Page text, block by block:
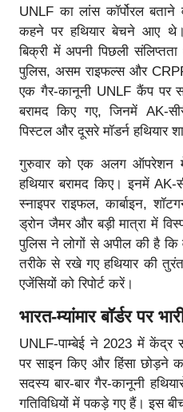
UNLF का लांस कॉर्पोरल
कहने पर हथियार बेचने आए थे।
बिक्री में अपनी पिछली
पुलिस, असम राइफल्स और
एक गैर-कानूनी UNLF कैंप पर
बरामद किए गए, जिनमें AK-
पिस्टल और दूसरे मॉडर्न हथियार
गुरुवार को एक अलग ऑपरेशन
हथियार बरामद किए। इनमें AK-
स्नाइपर राइफल, कार्बाइन,
ड्रोन जैमर और बड़ी मात्रा में
पुलिस ने लोगों से अपील की है कि
तरीके से रखे गए हथियार की
एजेंसियों को रिपोर्ट करें।
भारत-म्यांमार बॉर्डर पर
UNLF-पाम्बेई ने 2023 में केंद्र
पर साइन किए और हिंसा छोड़ने
सदस्य बार-बार गैर-कानूनी
गतिविधियों में पकड़े गए हैं। इस